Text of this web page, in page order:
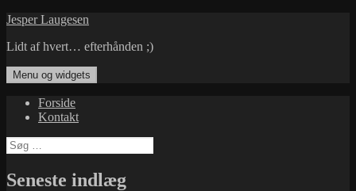
Hop
indhold
Jesper Laugesen
Lidt af hvert… efterhånden ;)
Menu og widgets
Forside
Kontakt
Søg
efter:
Seneste indlæg